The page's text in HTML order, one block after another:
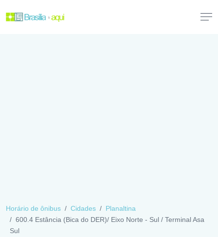
Horário de ônibus Cidades
Planaltina
600.4 Estância (Bica do DER)/ Eixo Norte - Sul / Terminal Asa
Sul